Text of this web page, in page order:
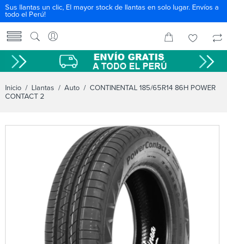
Sus llantas un clic, El mayor stock de llantas en solo lugar. Envíos a
todo el Perú!
Inicio / Llantas / Auto / CONTINENTAL 185/65R14 86H POWER
CONTACT 2